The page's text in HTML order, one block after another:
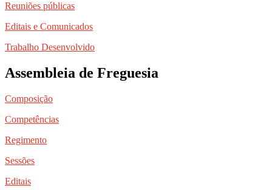
Reuniões públicas
Editais e Comunicados
Trabalho Desenvolvido
Assembleia de Freguesia
Composição
Competências
Regimento
Sessões
Editais